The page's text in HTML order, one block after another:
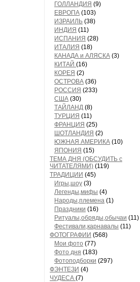
ГОЛЛАНДИЯ (9)
ЕВРОПА (103)
ИЗРАИЛЬ (38)
ИНДИЯ (11)
ИСПАНИЯ (28)
ИТАЛИЯ (18)
КАНАДА и АЛЯСКА (3)
КИТАЙ (16)
КОРЕЯ (2)
ОСТРОВА (36)
РОССИЯ (233)
США (30)
ТАЙЛАНД (8)
ТУРЦИЯ (11)
ФРАНЦИЯ (25)
ШОТЛАНДИЯ (2)
ЮЖНАЯ АМЕРИКА (10)
ЯПОНИЯ (15)
ТЕМА ДНЯ (ОБСУДИТЬ с
ЧИТАТЕЛЯМИ) (119)
ТРАДИЦИИ (45)
Игры,шоу (3)
Легенды,мифы (4)
Народы,племена (1)
Праздники (16)
Ритуалы,обряды,обычаи (11)
Фестивали,карнавалы (11)
ФОТОГРАФИИ (568)
Мои фото (77)
Фото дня (183)
Фотоподборки (297)
ФЭНТЕЗИ (4)
ЧУДЕСА (7)